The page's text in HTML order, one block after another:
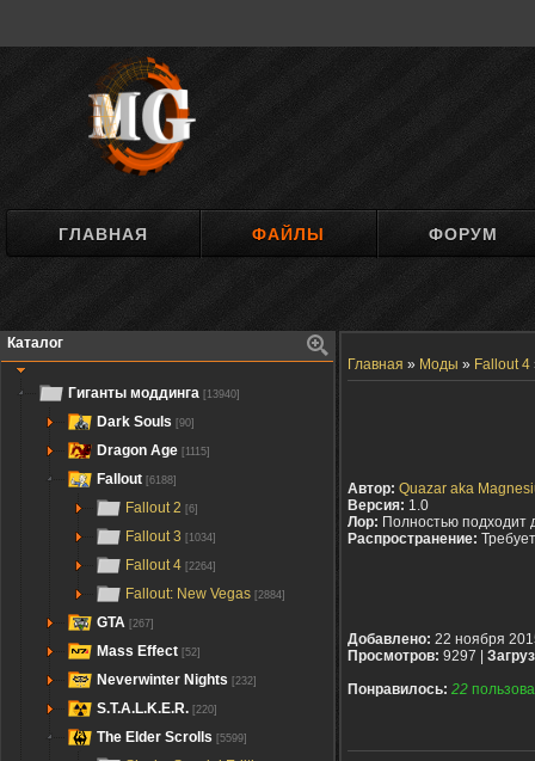
ГЛАВНАЯ ФАЙЛЫ ФОРУМ
Каталог
Гиганты моддинга [13940]
Dark Souls [90]
Dragon Age [1115]
Fallout [6188]
Fallout 2 [6]
Fallout 3 [1034]
Fallout 4 [2264]
Fallout: New Vegas [2884]
GTA [267]
Mass Effect [52]
Neverwinter Nights [232]
S.T.A.L.K.E.R. [220]
The Elder Scrolls [5599]
Главная » Моды » Fallout 4
Автор: Quazar aka
Версия: 1.0
Лор: Полностью подходит
Распространение:
Добавлено: 22 ноября
Просмотров: 9297 |
Понравилось: 22